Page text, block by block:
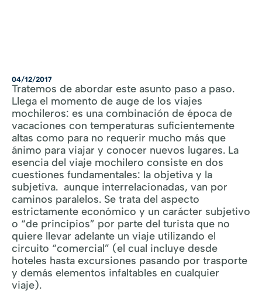
04/12/2017
Tratemos de abordar este asunto paso a paso.
Llega el momento de auge de los viajes
mochileros: es una combinación de época de
vacaciones con temperaturas suficientemente
altas como para no requerir mucho más que
ánimo para viajar y conocer nuevos lugares. La
esencia del viaje mochilero consiste en dos
cuestiones fundamentales: la objetiva y la
subjetiva. aunque interrelacionadas, van por
caminos paralelos. Se trata del aspecto
estrictamente económico y un carácter subjetivo
o “de principios” por parte del turista que no
quiere llevar adelante un viaje utilizando el
circuito “comercial” (el cual incluye desde
hoteles hasta excursiones pasando por trasporte
y demás elementos infaltables en cualquier
viaje).